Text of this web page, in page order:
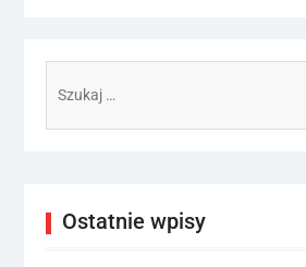
Ostatnie wpisy